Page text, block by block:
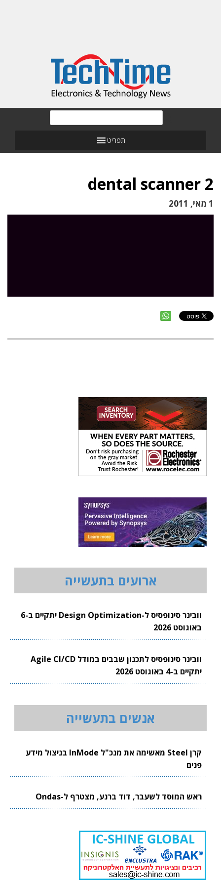
תפריט
dental scanner 2
1 מאי, 2011
ארועים בתעשייה
וובינר סינופסיס ל-Design Optimization יתקיים ב-6
באוגוסט 2026
וובינר סינופסיס לתכנון שבבים במודל Agile CI/CD
יתקיים ב-4 באוגוסט 2026
אנשים בתעשייה
קרן Steel מאשימה את מנכ"ל InMode בניצול מידע
פנים
ראש המוסד לשעבר, דוד ברנע, מצטרף ל-Ondas